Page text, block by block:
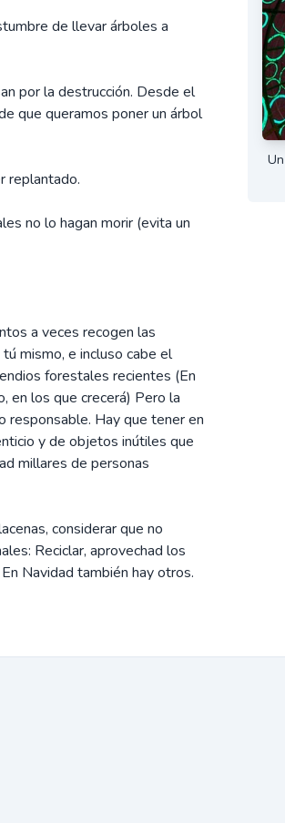
de llevar árboles a
por la destrucción. Desde el
que queramos poner un árbol
replantado.
no lo hagan morir (evita un
a veces recogen las
mismo, e incluso cabe el
forestales recientes (En
en los que crecerá) Pero la
responsable. Hay que tener en
y de objetos inútiles que
millares de personas
considerar que no
Reciclar, aprovechad los
Navidad también hay otros.